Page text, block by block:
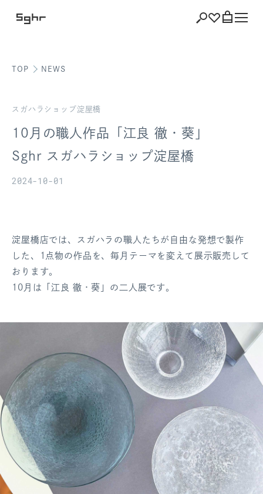
ショッピングバッグを見る
注文履歴
お気に入り
TOP NEWS
スガハラショップ淀屋橋
10月の職人作品「江良 徹・葵」
Sghr スガハラショップ淀屋橋
2024-10-01
淀屋橋店では、スガハラの職人たちが自由な発想で製作
した、1点物の作品を、毎月テーマを変えて展示販売して
おります。
10月は「江良 徹・葵」の二人展です。